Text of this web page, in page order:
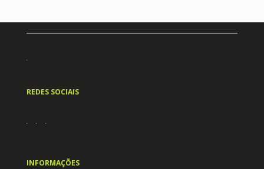
REDES SOCIAIS
INFORMAÇÕES